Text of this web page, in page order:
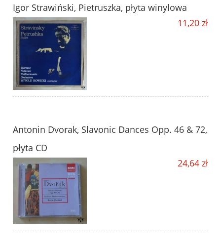
Igor Strawiński, Pietruszka, płyta winylowa
11,20 zł
Antonin Dvorak, Slavonic Dances Opp. 46 & 72,
płyta CD
24,64 zł